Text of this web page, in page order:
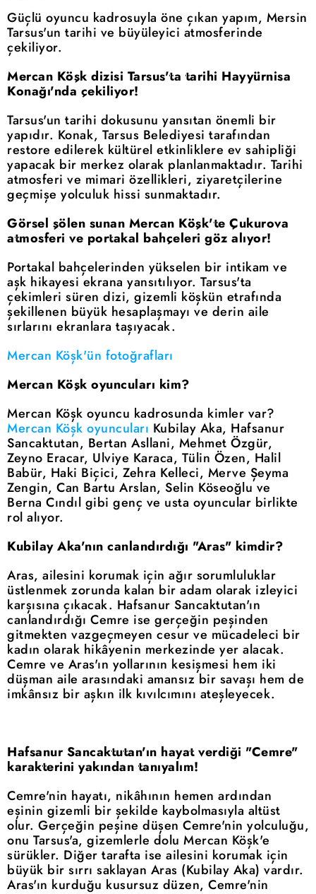
Güçlü oyuncu kadrosuyla öne çıkan yapım, Mersin
Tarsus'un tarihi ve büyüleyici atmosferinde
çekiliyor.
Mercan Köşk dizisi Tarsus'ta tarihi Hayyürnisa
Konağı'nda çekiliyor!
Tarsus'un tarihi dokusunu yansıtan önemli bir
yapıdır. Konak, Tarsus Belediyesi tarafından
restore edilerek kültürel etkinliklere ev sahipliği
yapacak bir merkez olarak planlanmaktadır. Tarihi
atmosferi ve mimari özellikleri, ziyaretçilerine
geçmişe yolculuk hissi sunmaktadır.
Görsel şölen sunan Mercan Köşk'te Çukurova
atmosferi ve portakal bahçeleri göz alıyor!
Portakal bahçelerinden yükselen bir intikam ve
aşk hikayesi ekrana yansıtılıyor. Tarsus'ta
çekimleri süren dizi, gizemli köşkün etrafında
şekillenen büyük hesaplaşmayı ve derin aile
sırlarını ekranlara taşıyacak.
Mercan Köşk'ün fotoğrafları
Mercan Köşk oyuncuları kim?
Mercan Köşk oyuncu kadrosunda kimler var?
Mercan Köşk oyuncuları Kubilay Aka, Hafsanur
Sancaktutan, Bertan Asllani, Mehmet Özgür,
Zeyno Eracar, Ulviye Karaca, Tülin Özen, Halil
Babür, Haki Biçici, Zehra Kelleci, Merve Şeyma
Zengin, Can Bartu Arslan, Selin Köseoğlu ve
Berna Cındıl gibi genç ve usta oyuncular birlikte
rol alıyor.
Kubilay Aka'nın canlandırdığı "Aras" kimdir?
Aras, ailesini korumak için ağır sorumluluklar
üstlenmek zorunda kalan bir adam olarak izleyici
karşısına çıkacak. Hafsanur Sancaktutan'ın
canlandırdığı Cemre ise gerçeğin peşinden
gitmekten vazgeçmeyen cesur ve mücadeleci bir
kadın olarak hikâyenin merkezinde yer alacak.
Cemre ve Aras'ın yollarının kesişmesi hem iki
düşman aile arasındaki amansız bir savaşı hem de
imkânsız bir aşkın ilk kıvılcımını ateşleyecek.
Hafsanur Sancaktutan'ın hayat verdiği "Cemre"
karakterini yakından tanıyalım!
Cemre'nin hayatı, nikâhının hemen ardından
eşinin gizemli bir şekilde kaybolmasıyla altüst
olur. Gerçeğin peşine düşen Cemre'nin yolculuğu,
onu Tarsus'a, gizemlerle dolu Mercan Köşk'e
sürükler. Diğer tarafta ise ailesini korumak için
büyük bir sırrı saklayan Aras (Kubilay Aka) vardır.
Aras'ın kurduğu kusursuz düzen, Cemre'nin